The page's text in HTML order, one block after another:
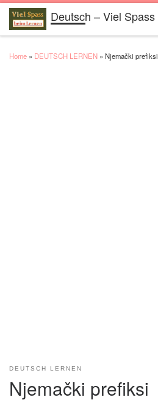
Skip to contentDeutsch – Viel Spass
Home » DEUTSCH LERNEN » Njemački prefiksi
DEUTSCH LERNEN
Njemački prefiksi